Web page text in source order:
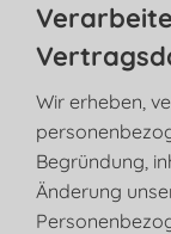
Wir erheben,
Begründung,
Änderung